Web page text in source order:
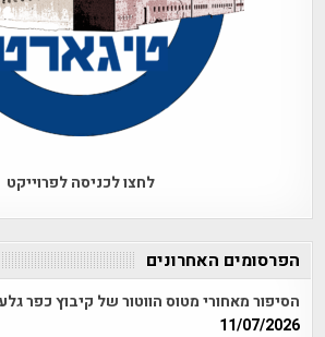
לחצו לכניסה לפרוייקט
הפרסומים האחרונים
הסיפור מאחורי מטוס הווטור של קיבוץ כפר
11/07/2026